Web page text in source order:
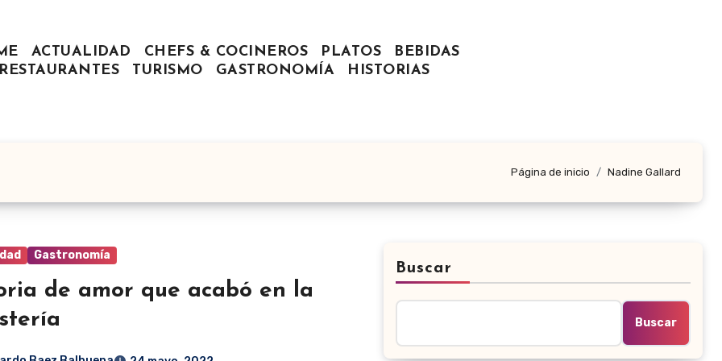
ACTUALIDAD CHEFS & COCINEROS PLATOS
BEBIDAS
RESTAURANTES
TURISMO GASTRONOMÍA HISTORIAS
Página de inicio Nadine Gallard
Gastronomía
de amor que acabó en la
Buscar
Buscar